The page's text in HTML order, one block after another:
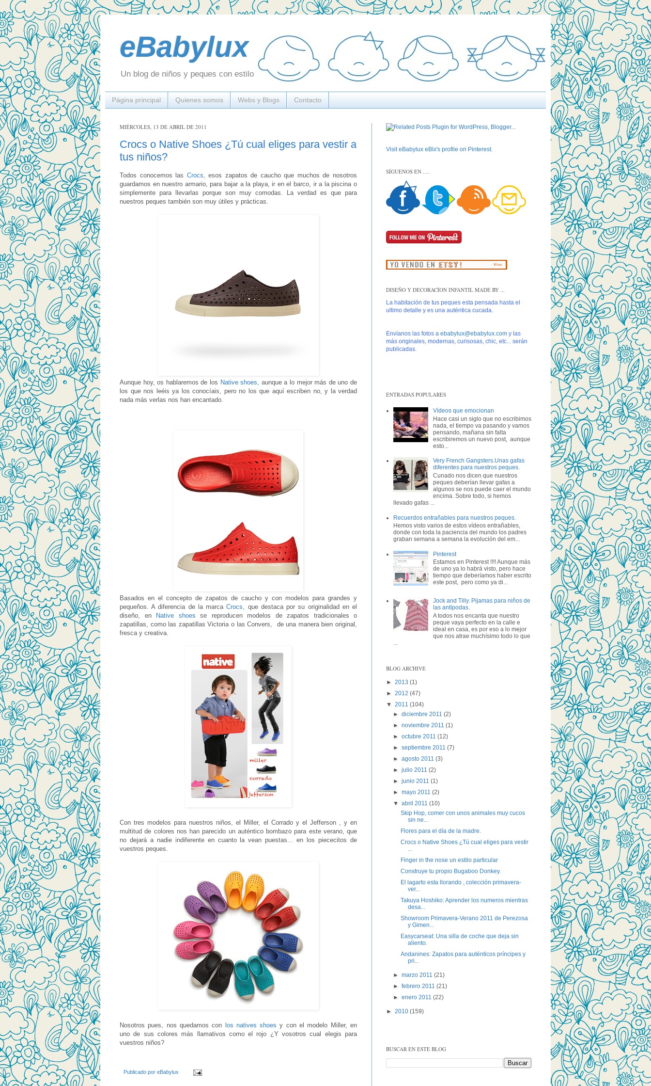
eBabylux
Un blog de niños y peques con estilo
Página principal Quienes somos Webs y Blogs Contacto
MIÉRCOLES, 13 DE ABRIL DE 2011
Crocs o Native Shoes ¿Tú cual eliges para vestir a
tus niños?
Todos conocemos las Crocs, esos zapatos de caucho que muchos de nosotros
guardamos en nuestro armario, para bajar a la playa, ir en el barco, ir a la piscina o
simplemente para llevarlas porque son muy comodas. La verdad es que para
nuestros peques también son muy útiles y prácticas.
Aunque hoy, os hablaremos de los Native shoes, aunque a lo mejor más de uno de
los que nos leéis ya los conocíais, pero no los que aquí escriben no, y la verdad
nada más verlas nos han encantado.
Basados en el concepto de zapatos de caucho y con modelos para grandes y
pequeños. A diferencia de la marcaCrocs, que destaca por su originalidad en el
diseño, en
Native shoes se reproducen modelos de zapatos tradicionales o
zapatillas, como las zapatillas Victoria o las Convers, de una manera bien original,
fresca y creativa.
Con tres modelos para nuestros niños, el Miller, el Corrado y el Jefferson , y en
multitud de colores nos han parecido un auténtico bombazo para este verano, que
no dejará a nadie indiferente en cuanto la vean puestas... en los piececitos de
vuestros peques.
Nosotros pues, nos quedamos con los natives shoes y con el modelo Miller, en
uno de sus colores más llamativos como el rojo ¿Y vosotros cual elegis para
vuestros niños?
Publicado por eBabylux
Visit eBabylux eBlx's profile on Pinterest.
SÍGUENOS EN .....
DISEÑO Y DECORACÍON INFANTIL MADE BY ...
La habitación de tus peques esta pensada hasta el
ultimo detalle y es una auténtica cucada.
Envíanos las fotos a ebabylux@ebabylux.com y las
más originales, modernas, curisosas, chic, etc... serán
publicadas.
ENTRADAS POPULARES
Vídeos que emocionan
Hace casi un siglo que no escribimos
nada, el tiempo va pasando y vamos
pensando, mañana sin falta
escribiremos un nuevo post, aunque
esto...
Very French Gangsters.Unas gafas
diferentes para nuestros peques.
Cunado nos dicen que nuestros
peques deberían llevar gafas a
algunos se nos puede caer el mundo
encima. Sobre todo, si hemos
llevado gafas ...
Recuerdos entrañables para nuestros peques.
Hemos visto varios de estos vídeos entrañables,
donde con toda la paciencia del mundo los padres
graban semana a semana la evolución del em...
Pinterest
Estamos en Pinterest !!!! Aunque más
de uno ya lo habrá visto, pero hace
tiempo que deberíamos haber escrito
este post, pero como ya di...
Jock and Tilly. Pijamas para niños de
las antípodas.
A todos nos encanta que nuestro
peque vaya perfecto en la calle e
ideal en casa, es por eso a lo mejor
que nos atrae muchísimo todo lo que
...
BLOG ARCHIVE
► 2013 (1)
► 2012 (47)
▼ 2011 (104)
►diciembre 2011(2)
►noviembre 2011(1)
►octubre 2011(12)
►septiembre 2011(7)
►agosto 2011(3)
►julio 2011(2)
►junio 2011(1)
►mayo 2011(2)
▼abril 2011(10)
Skip Hop, comer con unos animales muy cucos
sin ne...
Flores para el día de la madre.
Crocs o Native Shoes ¿Tú cual eliges para vestir
...
Finger in the nose un estilo particular
Construye tu propio Bugaboo Donkey.
El lagarto esta llorando , colección primavera-
ver...
Takuya Hoshiko: Aprender los numeros mientras
desa...
Showroom Primavera-Verano 2011 de Perezosa
y Gimen...
Easycarseat: Una silla de coche que deja sin
aliento.
Andanines: Zapatos para auténticos príncipes y
pri...
►marzo 2011(21)
►febrero 2011(21)
►enero 2011(22)
► 2010 (159)
BUSCAR EN ESTE BLOG